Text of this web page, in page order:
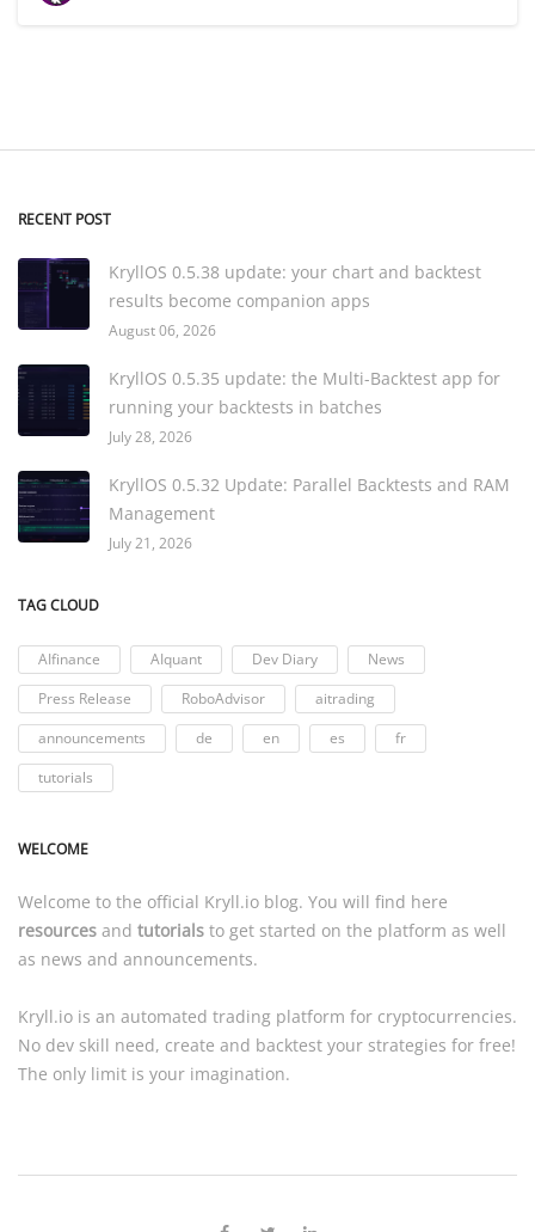
RECENT POST
KryllOS 0.5.38 update: your chart and backtest
results become companion apps
August 06, 2026
KryllOS 0.5.35 update: the Multi-Backtest app for
running your backtests in batches
July 28, 2026
KryllOS 0.5.32 Update: Parallel Backtests and RAM
Management
July 21, 2026
TAG CLOUD
AIfinance AIquant Dev Diary
News
Press Release
RoboAdvisor
aitrading
announcements
de en es
fr
tutorials
WELCOME
Welcome to the official Kryll.io blog. You will find here
resources and tutorials to get started on the platform as well
as news and announcements.
Kryll.io is an automated trading platform for cryptocurrencies.
No dev skill need, create and backtest your strategies for free!
The only limit is your imagination.